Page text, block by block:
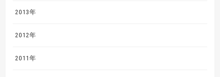
2013年
2012年
2011年